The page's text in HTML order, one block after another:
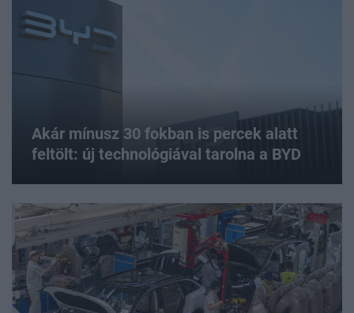
Akár mínusz 30 fokban is percek alatt
feltölt: új technológiával tarolna a BYD